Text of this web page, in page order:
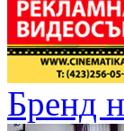
Бренд